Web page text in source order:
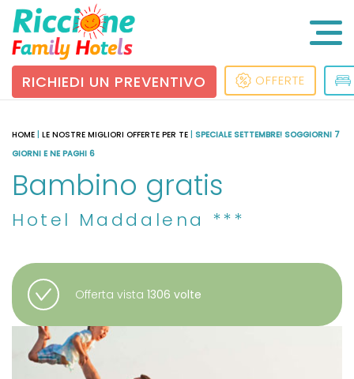
RICHIEDI UN PREVENTIVO OFFERTE
HOME LE NOSTRE MIGLIORI OFFERTE PER TE SPECIALE SETTEMBRE! SOGGIORNI 7
GIORNI E NE PAGHI 6
Bambino gratis
Hotel Maddalena ***
Offerta vista 1306 volte